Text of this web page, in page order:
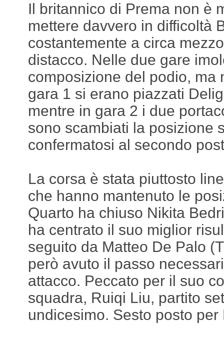
Il britannico di Prema non è
mettere davvero in difficoltà
costantemente a circa
distacco. Nelle due gare
composizione del podio, ma
gara 1 si erano piazzati
mentre in gara 2 i due
sono scambiati la posizione
confermatosi al secondo
La corsa è stata piuttosto
che hanno mantenuto le
Quarto ha chiuso Nikita
ha centrato il suo miglior
seguito da Matteo De Palo
però avuto il passo
attacco. Peccato per il suo
squadra, Ruiqi Liu, partito
undicesimo. Sesto posto